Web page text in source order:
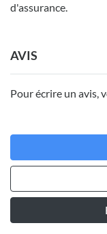
d'assurance.
AVIS
Pour écrire un avis,